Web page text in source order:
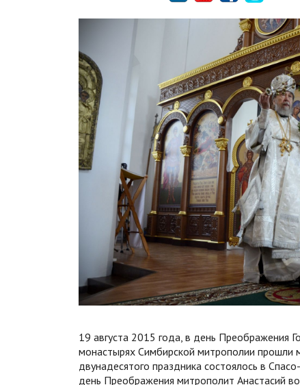
19 августа 2015 года, в день Преображения
монастырях Симбирской митрополии прошли
двунадесятого праздника состоялось в
день Преображения митрополит Анастасий